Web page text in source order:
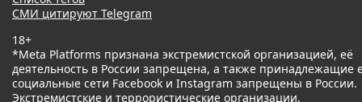
СМИ цитируют Telegram
18+
*Meta Platforms признана экстремистской организацией, её
деятельность в России запрещена, а также принадлежащие
социальные сети Facebook и Instagram запрещены в России.
Экстремистские и террористические организации,